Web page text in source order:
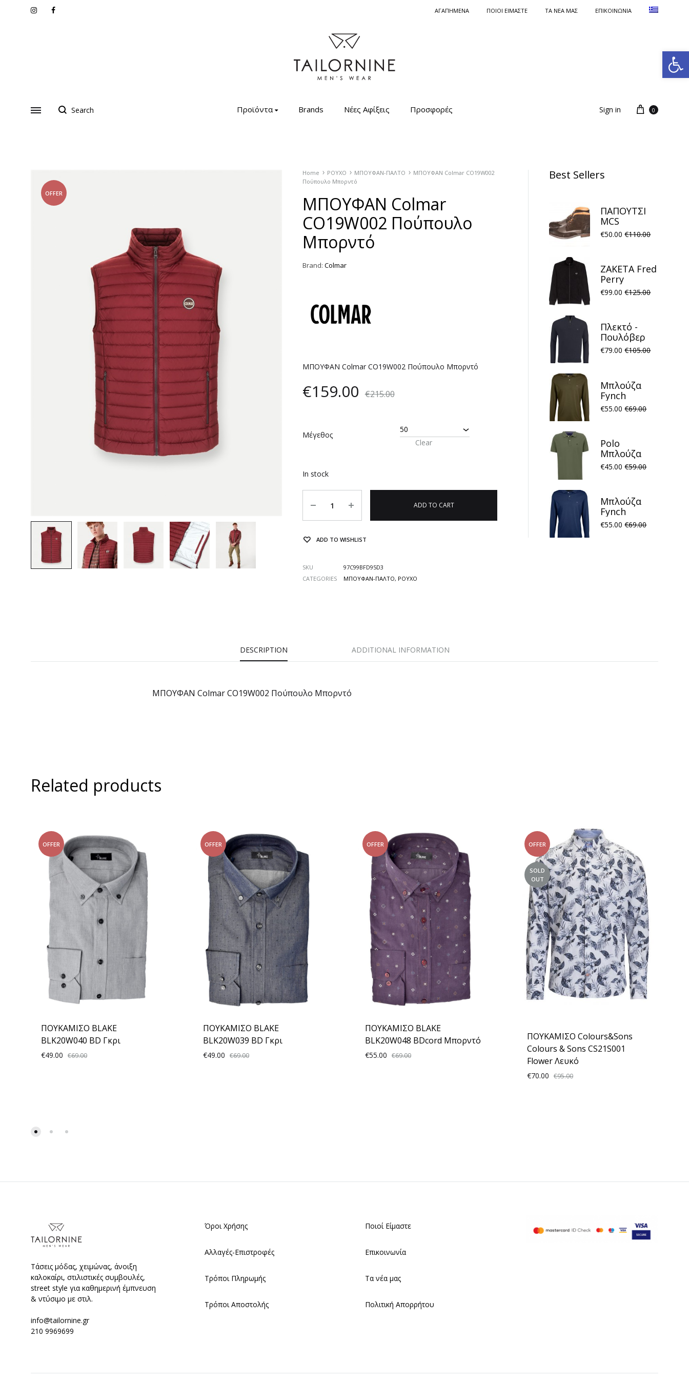
Ανοίξτε τη γραμμή εργαλείων
InstagramFacebook ΑΓΑΠΗΜΕΝΑ ΠΟΙΟΙ ΕΙΜΑΣΤΕ ΤΑ ΝΈΑ ΜΑΣ ΕΠΙΚΟΙΝΩΝΙΑ
Μαγιό
Προϊόντα Brands Νέες Αφίξεις Προσφορές Sign in 0
OFFER
Home ΡΟΥΧΟ ΜΠΟΥΦΑΝ-ΠΑΛΤΟ
ΜΠΟΥΦΑΝ Colmar CO19W002
Πούπουλο Μπορντό
ΜΠΟΥΦΑΝ Colmar
CO19W002 Πούπουλο
Μπορντό
Brand: Colmar
ΜΠΟΥΦΑΝ Colmar CO19W002 Πούπουλο Μπορντό
€159.00 €215.00
Μέγεθος
Clear
In stock
ADD TO CART
ADD TO WISHLIST
SKU
97C99BFD95D3
CATEGORIES
ΜΠΟΥΦΑΝ-ΠΑΛΤΟ, ΡΟΥΧΟ
Best Sellers
ΠΑΠΟΥΤΣΙ
MCS
MARLBORO
€50.00 €110.00
ΖΑΚΕΤΑ Fred
Perry
FP21W001
Μαύρο
€99.00 €125.00
Πλεκτό -
Πουλόβερ
Fynch
Halfzip
Structure
Navy
€79.00 €105.00
Μπλούζα
Fynch
Hatton
€55.00 €69.00
Polo
Μπλούζα
Fynch
Dusty Olive
€45.00 €59.00
Μπλούζα
Fynch
Hatton
€55.00 €69.00
DESCRIPTION ADDITIONAL INFORMATION
ΜΠΟΥΦΑΝ Colmar CO19W002 Πούπουλο Μπορντό
Related products
OFFER
ΠΟΥΚΑΜΙΣΟ BLAKE
BLK20W040 BD Γκρι
€49.00 €69.00
OFFER
ΠΟΥΚΑΜΙΣΟ BLAKE
BLK20W039 BD Γκρι
€49.00 €69.00
OFFER
ΠΟΥΚΑΜΙΣΟ BLAKE
BLK20W048 BDcord Μπορντό
€55.00 €69.00
OFFER
SOLD
OUT
ΠΟΥΚΑΜΙΣΟ Colours&Sons
Colours & Sons CS21S001
Flower Λευκό
€70.00 €95.00
Τάσεις μόδας, χειμώνας, άνοιξη
καλοκαίρι, στιλιστικές συμβουλές,
street style για καθημερινή έμπνευση
& ντύσιμο με στιλ.
info@tailornine.gr
210 9969699
Όροι Χρήσης
Αλλαγές-Επιστροφές
Τρόποι Πληρωμής
Τρόποι Αποστολής
Ποιοί Είμαστε
Επικοινωνία
Τα νέα μας
Πολιτική Απορρήτου